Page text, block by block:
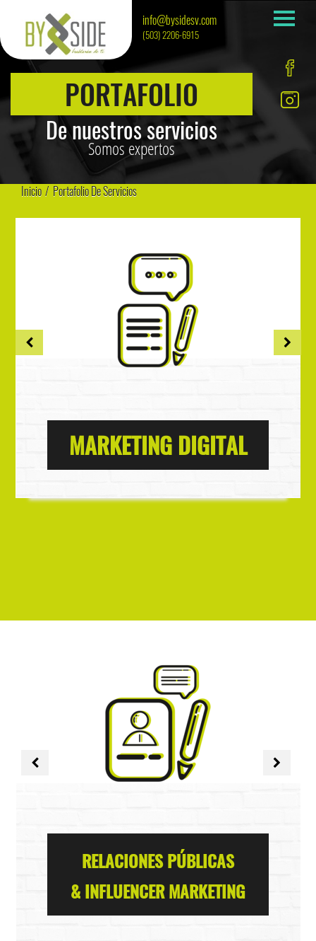
info@bysidesv.com
(503) 2206-6915
PORTAFOLIO
De nuestros servicios
Somos expertos
Inicio / Portafolio De Servicios
MARKETING DIGITAL
RELACIONES PÚBLICAS
& INFLUENCER MARKETING